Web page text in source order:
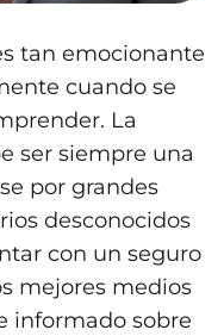
tan emocionante
cuando se
La
ser siempre una
por grandes
desconocidos
con un seguro
mejores medios
informado sobre